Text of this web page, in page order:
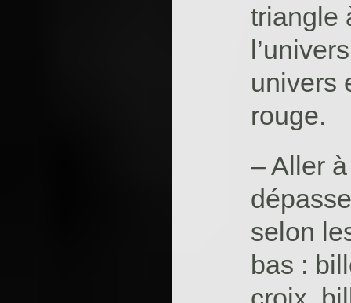
triangle
univers
rouge.
– Aller
selon
bas :